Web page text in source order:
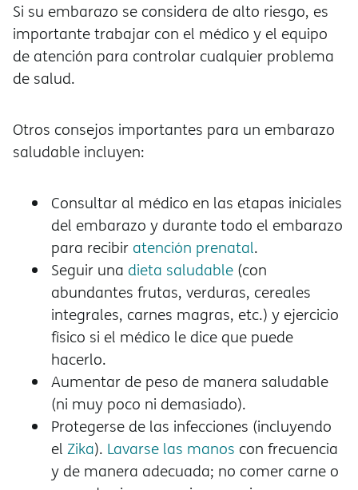
Si su embarazo se considera de alto riesgo, es
importante trabajar con el médico y el equipo
de atención para controlar cualquier problema
de salud.
Otros consejos importantes para un embarazo
saludable incluyen:
Consultar al médico en las etapas iniciales
del embarazo y durante todo el embarazo
para recibir atención prenatal.
Seguir una dieta saludable (con
abundantes frutas, verduras, cereales
integrales, carnes magras, etc.) y ejercicio
físico si el médico le dice que puede
hacerlo.
Aumentar de peso de manera saludable
(ni muy poco ni demasiado).
Protegerse de las infecciones (incluyendo
el Zika). Lavarse las manos con frecuencia
y de manera adecuada; no comer carne o